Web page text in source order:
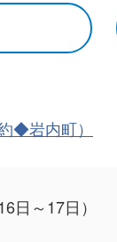
◆岩内町）
～17日）